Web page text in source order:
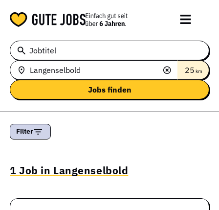
Jobtitel
25 km
Filter
1 Job in Langenselbold